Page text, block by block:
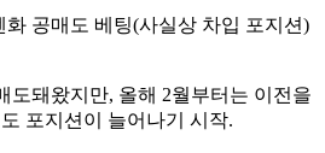
공매도 베팅(사실상 차입 포지션)
도돼왔지만, 올해 2월부터는 이전을
포지션이 늘어나기 시작.